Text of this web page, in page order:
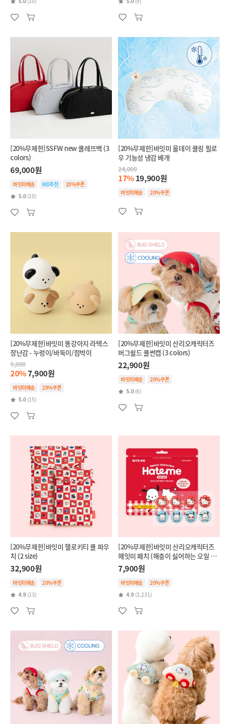
[20%무제한]SSFW new 쿨레뜨백 (3
colors)
69,000원
바잇미배송 MD추천
20%쿠폰
5.0 (10)
[20%무제한]바잇미 올데이 쿨링 필로
우 기능성 냉감 베개
24,000
17%19,900원
바잇미배송 20%쿠폰
[20%무제한]바잇미 똥강아지 라텍스
장난감 - 누렁이/바둑이/점박이
9,900
20%7,900원
바잇미배송
20%쿠폰
5.0 (15)
[20%무제한]바잇미 산리오캐릭터즈
버그쉴드 쿨썬캡 (3 colors)
22,900원
바잇미배송
20%쿠폰
5.0 (6)
[20%무제한]바잇미 헬로키티 쿨 파우
치 (2 size)
32,900원
바잇미배송
20%쿠폰
4.9 (13)
[20%무제한]바잇미 산리오캐릭터즈
헤잇미 패치 (해충이 싫어하는 오일 함
유)
7,900원
바잇미배송
20%쿠폰
4.9 (3,231)